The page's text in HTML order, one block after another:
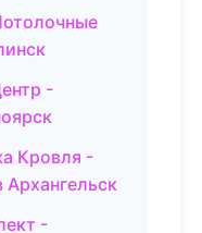
-
Кровля -
-